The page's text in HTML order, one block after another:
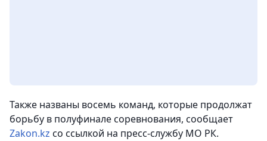
Также названы восемь команд, которые продолжат
борьбу в полуфинале соревнования, сообщает
Zakon.kz со ссылкой на пресс-службу МО РК.